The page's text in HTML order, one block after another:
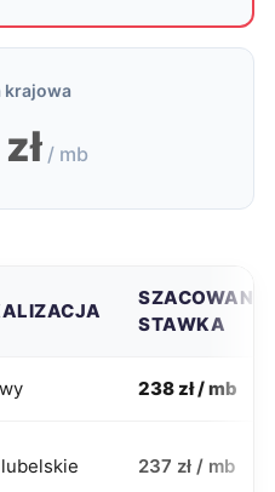
krajowa
/ mb
SZACOWANA
STAWKA
238 zł / mb
237 zł / mb